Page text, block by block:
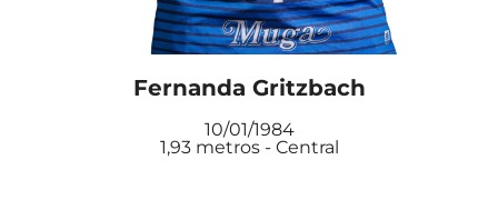
Fernanda Gritzbach
10/01/1984
1,93 metros - Central